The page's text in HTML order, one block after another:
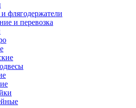
флягодержатели
и перевозка